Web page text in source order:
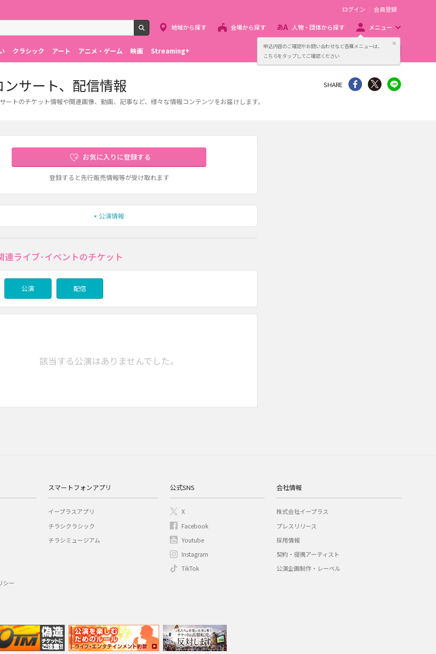
申込内容のご確認やお問い合わせなど各種メニューは、
こちらをタップしてご確認ください
閉じる
検索
ログイン 会員登録
地域から探す 会場から探す 人物・団体から探す メニュー
クラシック アート アニメ・ゲーム 映画 Streaming+ 主催者向け販売サービス
サート、配信情報
トのチケット情報や関連画像、動画、記事など、様々な情報コンテンツをお届けします。
SHARE シェア Twitter
お気に入りに登録する
登録すると先行販売情報等が受け取れます
公演情報
ライブ･イベントのチケット
公演 配信
該当する公演はありませんでした。
シー
スマートフォンアプリ
イープラスアプリ
チラシクラシック
チラシミュージアム
公式SNS
X
Facebook
Youtube
Instagram
TikTok
会社情報
株式会社イープラス
プレスリリース
採用情報
契約・提携アーティスト
公演企画制作・レーベル